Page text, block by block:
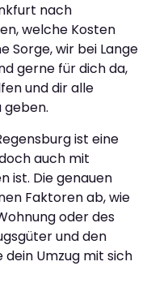
nach
welche Kosten
Sorge, wir bei Lange
gerne für dich da,
und dir alle
geben.
ist eine
auch mit
ist. Die genauen
Faktoren ab, wie
oder des
und den
Umzug mit sich